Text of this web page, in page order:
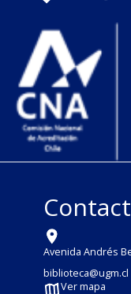
Avenida Andrés
biblioteca@ugm.cl
Ver mapa